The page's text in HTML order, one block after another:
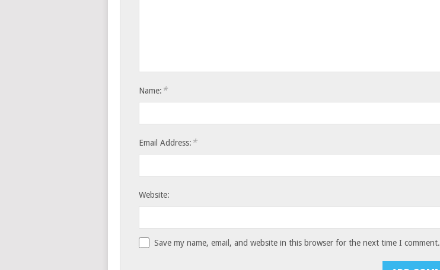
Name: *
Email Address: *
Website:
Save my name, email, and website in this browser for the next time I comment.